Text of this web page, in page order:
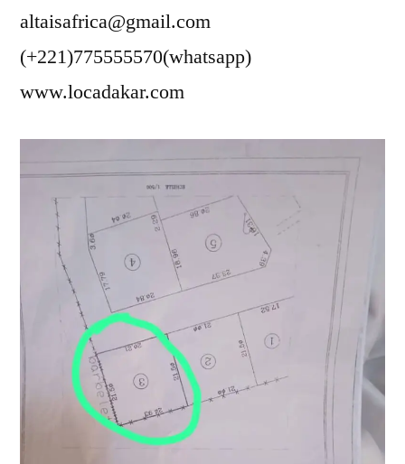
altaisafrica@gmail.com
(+221)775555570(whatsapp)
www.locadakar.com